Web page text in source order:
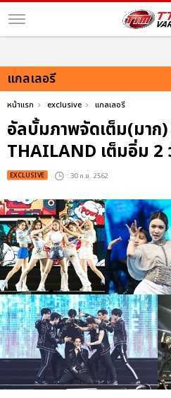
แกลเลอรี
หน้าแรก exclusive แกลเลอรี
อัลบั้มภาพจัดเต็ม(มาก
THAILAND เต็มอิ่ม 2
EXCLUSIVE : 30 ก.ย. 2562